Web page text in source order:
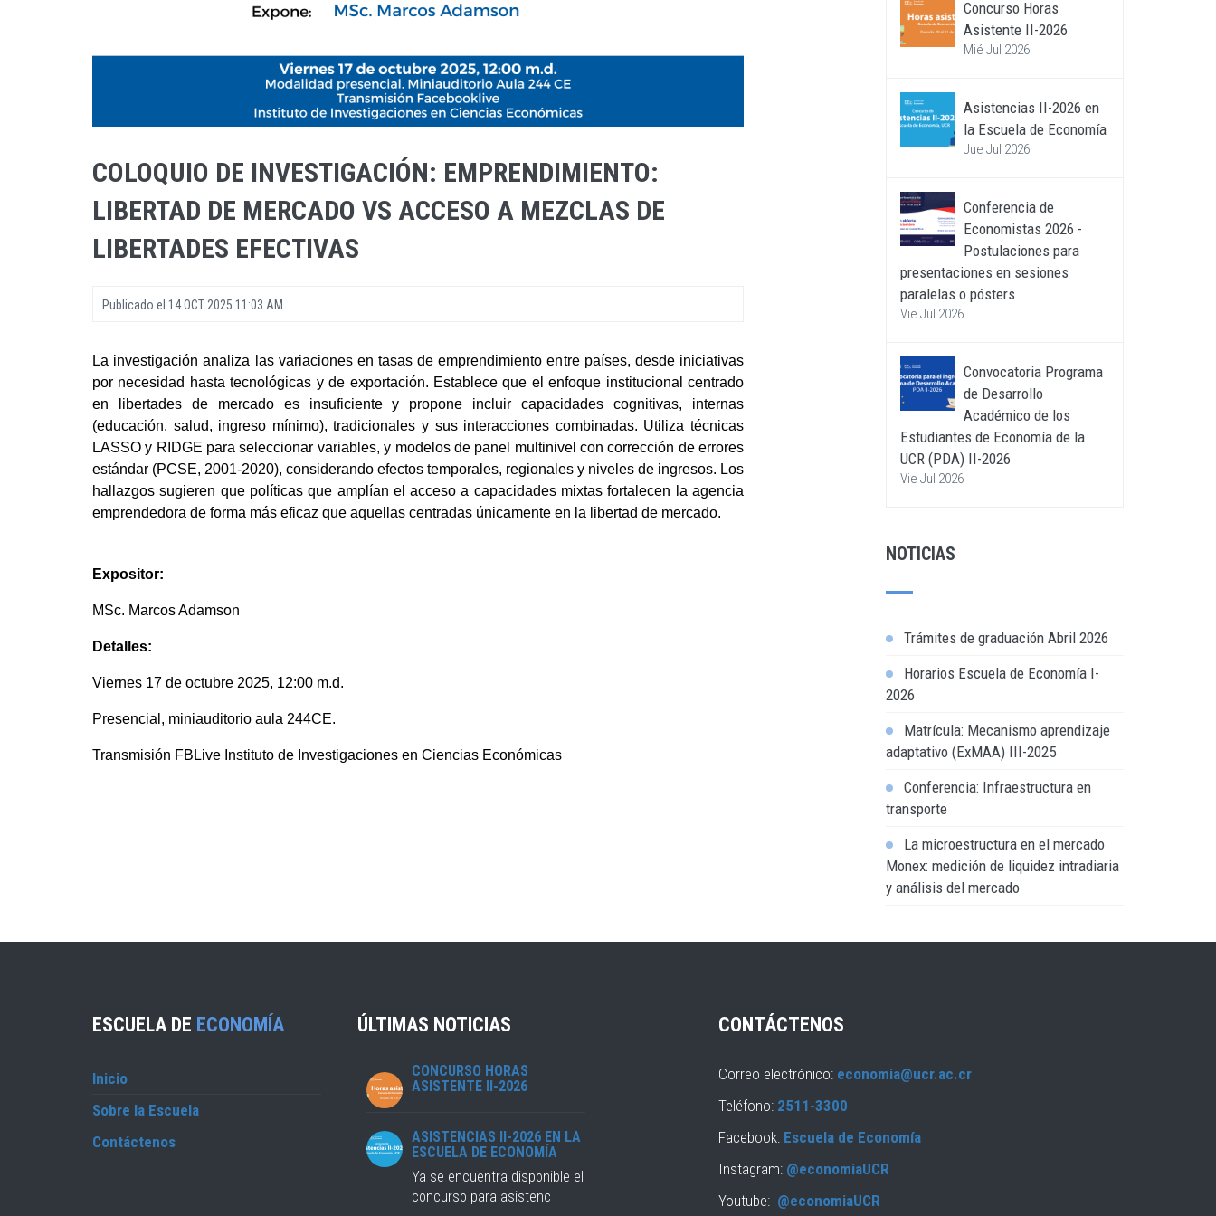
COLOQUIO DE INVESTIGACIÓN: EMPRENDIMIENTO:
LIBERTAD DE MERCADO VS ACCESO A MEZCLAS DE
LIBERTADES EFECTIVAS
Publicado el 14 OCT 2025 11:03 AM
La investigación analiza las variaciones en tasas de emprendimiento entre países, desde iniciativas
por necesidad hasta tecnológicas y de exportación. Establece que el enfoque institucional centrado
en libertades de mercado es insuficiente y propone incluir capacidades cognitivas, internas
(educación, salud, ingreso mínimo), tradicionales y sus interacciones combinadas. Utiliza técnicas
LASSO y RIDGE para seleccionar variables, y modelos de panel multinivel con corrección de errores
estándar (PCSE, 2001-2020), considerando efectos temporales, regionales y niveles de ingresos. Los
hallazgos sugieren que políticas que amplían el acceso a capacidades mixtas fortalecen la agencia
emprendedora de forma más eficaz que aquellas centradas únicamente en la libertad de mercado.
Expositor:
MSc. Marcos Adamson
Detalles:
Viernes 17 de octubre 2025, 12:00 m.d.
Presencial, miniauditorio aula 244CE.
Transmisión FBLive Instituto de Investigaciones en Ciencias Económicas
Concurso Horas
Asistente II-2026
Mié Jul 2026
Asistencias II-2026 en
la Escuela de Economía
Jue Jul 2026
Conferencia de
Economistas 2026 -
Postulaciones para
presentaciones en sesiones
paralelas o pósters
Vie Jul 2026
Convocatoria Programa
de Desarrollo
Académico de los
Estudiantes de Economía de la
UCR (PDA) II-2026
Vie Jul 2026
NOTICIAS
Trámites de graduación Abril 2026
Horarios Escuela de Economía I-
2026
Matrícula: Mecanismo aprendizaje
adaptativo (ExMAA) III-2025
Conferencia: Infraestructura en
transporte
La microestructura en el mercado
Monex: medición de liquidez intradiaria
y análisis del mercado
ESCUELA DE ECONOMÍA
Inicio
Sobre la Escuela
Contáctenos
ÚLTIMAS NOTICIAS
CONCURSO HORAS
ASISTENTE II-2026
ASISTENCIAS II-2026 EN LA
ESCUELA DE ECONOMÍA
Ya se encuentra disponible el
concurso para asistenc
CONTÁCTENOS
Correo electrónico: economia@ucr.ac.cr
Teléfono: 2511-3300
Facebook: Escuela de Economía
Instagram: @economiaUCR
Youtube: @economiaUCR